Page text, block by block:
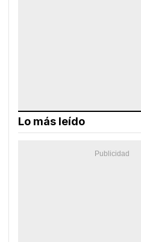
Lo más leído